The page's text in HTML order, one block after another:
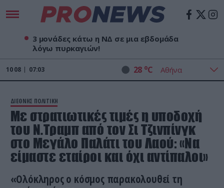
3 μονάδες κάτω η ΝΔ σε μια εβδομάδα
λόγω πυρκαγιών!
10 08 07:03 28 oC
ΔΙΕΘΝΗΣ ΠΟΛΙΤΙΚΗ
Με στρατιωτικές τιμές η υποδοχή
του Ν.Τραμπ από τον Σι Τζινπίνγκ
στο Μεγάλο Παλάτι του Λαού: «Να
είμαστε εταίροι και όχι αντίπαλοι»
«Ολόκληρος ο κόσμος παρακολουθεί τη